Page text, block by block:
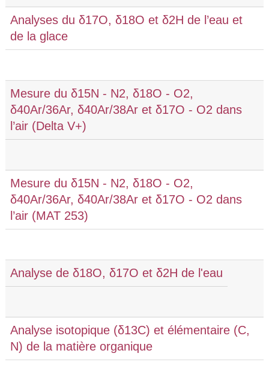
Analyses du δ17O, δ18O et δ2H de l’eau et
de la glace
Mesure du δ15N - N2, δ18O - O2,
δ40Ar/36Ar, δ40Ar/38Ar et δ17O - O2 dans
l’air (Delta V+)
Mesure du δ15N - N2, δ18O - O2,
δ40Ar/36Ar, δ40Ar/38Ar et δ17O - O2 dans
l’air (MAT 253)
Analyse de δ18O, δ17O et δ2H de l'eau
Analyse isotopique (δ13C) et élémentaire (C,
N) de la matière organique